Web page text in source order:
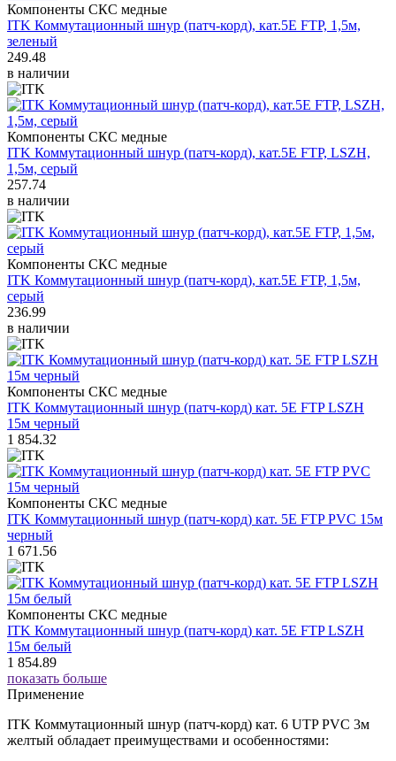
Компоненты СКС медные
ITK Коммутационный шнур (патч-корд), кат.5Е FTP, 1,5м,
зеленый
249.48
в наличии
Компоненты СКС медные
ITK Коммутационный шнур (патч-корд), кат.5Е FTP, LSZH,
1,5м, серый
257.74
в наличии
Компоненты СКС медные
ITK Коммутационный шнур (патч-корд), кат.5Е FTP, 1,5м,
серый
236.99
в наличии
Компоненты СКС медные
ITK Коммутационный шнур (патч-корд) кат. 5Е FTP LSZH
15м черный
1 854.32
Компоненты СКС медные
ITK Коммутационный шнур (патч-корд) кат. 5Е FTP PVC 15м
черный
1 671.56
Компоненты СКС медные
ITK Коммутационный шнур (патч-корд) кат. 5Е FTP LSZH
15м белый
1 854.89
показать больше
Применение
ITK Коммутационный шнур (патч-корд) кат. 6 UTP PVC 3м
желтый обладает преимуществами и особенностями: